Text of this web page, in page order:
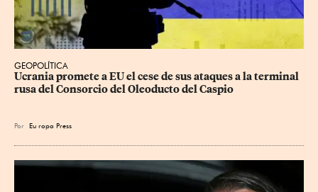
GEOPOLÍTICA
Ucrania promete a EU el cese de sus ataques a la terminal
rusa del Consorcio del Oleoducto del Caspio
Por Eu ropa Press